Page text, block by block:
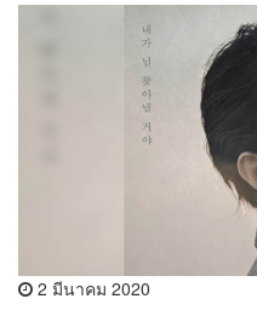
2 มีนาคม 2020